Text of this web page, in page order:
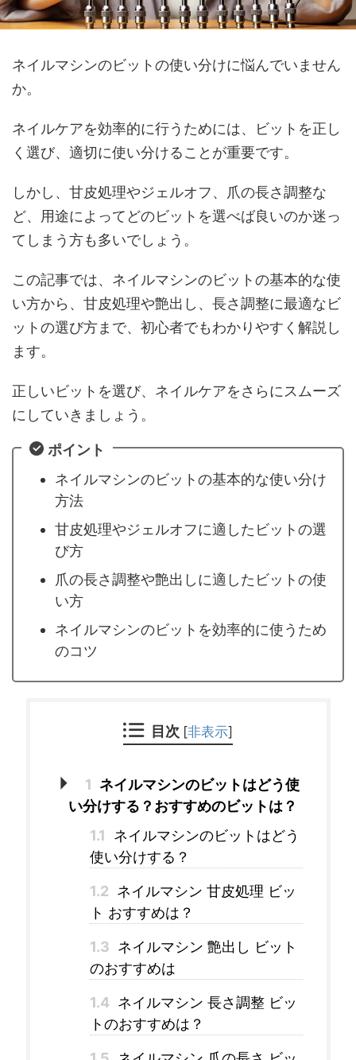
ネイルマシンのビットの使い分けに悩んでいません
か。
ネイルケアを効率的に行うためには、ビットを正し
く選び、適切に使い分けることが重要です。
しかし、甘皮処理やジェルオフ、爪の長さ調整な
ど、用途によってどのビットを選べば良いのか迷っ
てしまう方も多いでしょう。
この記事では、ネイルマシンのビットの基本的な使
い方から、甘皮処理や艶出し、長さ調整に最適なビ
ットの選び方まで、初心者でもわかりやすく解説し
ます。
正しいビットを選び、ネイルケアをさらにスムーズ
にしていきましょう。
ポイント
ネイルマシンのビットの基本的な使い分け
方法
甘皮処理やジェルオフに適したビットの選
び方
爪の長さ調整や艶出しに適したビットの使
い方
ネイルマシンのビットを効率的に使うため
のコツ
目次 [非表示]
1 ネイルマシンのビットはどう使
い分けする？おすすめのビットは？
1.1
ネイルマシンのビットはどう
使い分けする？
1.2 ネイルマシン 甘皮処理 ビッ
ト おすすめは？
1.3 ネイルマシン 艶出し ビット
のおすすめは
1.4 ネイルマシン 長さ調整 ビッ
トのおすすめは？